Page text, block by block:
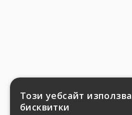
Този уебсайт използва
бисквитки